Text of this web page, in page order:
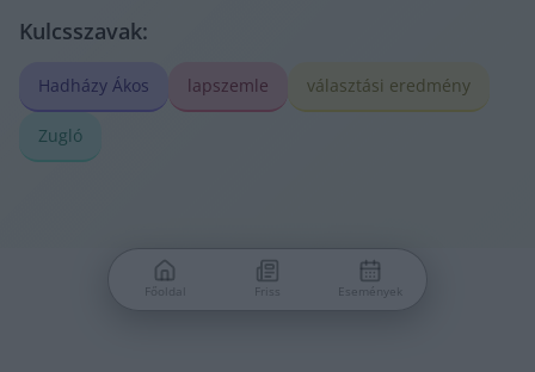
Kulcsszavak:
Hadházy Ákos lapszemle választási eredmény
Zugló
Főoldal Friss Események